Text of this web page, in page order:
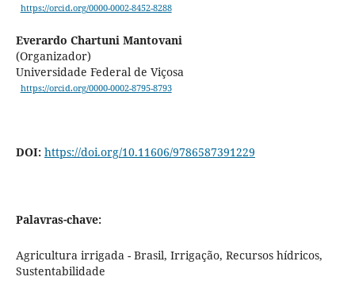
https://orcid.org/0000-0002-8452-8288
Everardo Chartuni Mantovani
(Organizador)
Universidade Federal de Viçosa
https://orcid.org/0000-0002-8795-8793
DOI: https://doi.org/10.11606/9786587391229
Palavras-chave:
Agricultura irrigada - Brasil, Irrigação, Recursos hídricos,
Sustentabilidade